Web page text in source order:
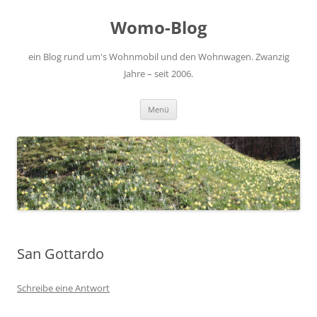
Womo-Blog
ein Blog rund um's Wohnmobil und den Wohnwagen. Zwanzig
Jahre – seit 2006.
Menü
San Gottardo
Schreibe eine Antwort